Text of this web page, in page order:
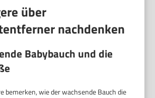
über
nachdenken
Babybauch und die
bemerken, wie der wachsende Bauch die